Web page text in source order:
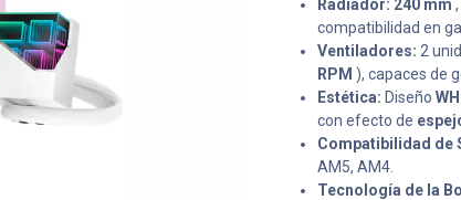
Radiador: 240 mm
compatibilidad en
Ventiladores: 2
RPM ), capaces de
Estética: Diseño
con efecto de
Compatibilidad de
AM5, AM4.
Tecnología de la